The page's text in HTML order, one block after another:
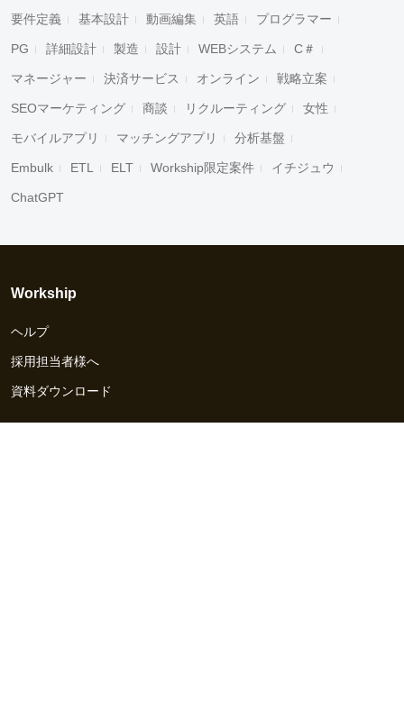
要件定義 基本設計 動画編集 英語 プログラマー
PG 詳細設計 製造 設計 WEBシステム C＃
マネージャー 決済サービス オンライン 戦略立案
SEOマーケティング 商談 リクルーティング 女性
モバイルアプリ マッチングアプリ 分析基盤
Embulk ETL ELT Workship限定案件 イチジュウ
ChatGPT
Workship
ヘルプ
採用担当者様へ
資料ダウンロード